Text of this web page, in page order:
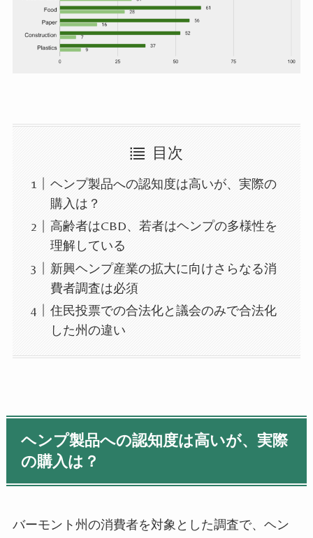
目次
ヘンプ製品への認知度は高いが、実際の
購入は？
高齢者はCBD、若者はヘンプの多様性を
理解している
新興ヘンプ産業の拡大に向けさらなる消
費者調査は必須
住民投票での合法化と議会のみで合法化
した州の違い
ヘンプ製品への認知度は高いが、実際
の購入は？
バーモント州の消費者を対象とした調査で、ヘン